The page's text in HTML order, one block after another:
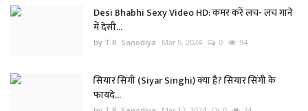
Desi Bhabhi Sexy Video HD: कमर करें लच- लच गाने
में देसी...
by T.R. Sanodiya Mar 5, 2024 0 94
सियार सिंगी (Siyar Singhi) क्या है? सियार सिंगी के
फायदे...